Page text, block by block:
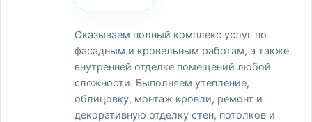
Оказываем полный комплекс услуг по
фасадным и кровельным работам, а также
внутренней отделке помещений любой
сложности. Выполняем утепление,
облицовку, монтаж кровли, ремонт и
декоративную отделку стен, потолков и